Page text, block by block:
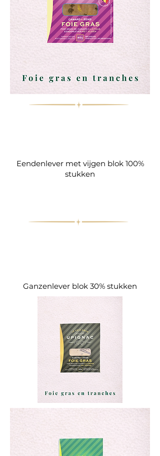
Eendenlever met vijgen blok 100%
stukken
Ganzenlever blok 30% stukken